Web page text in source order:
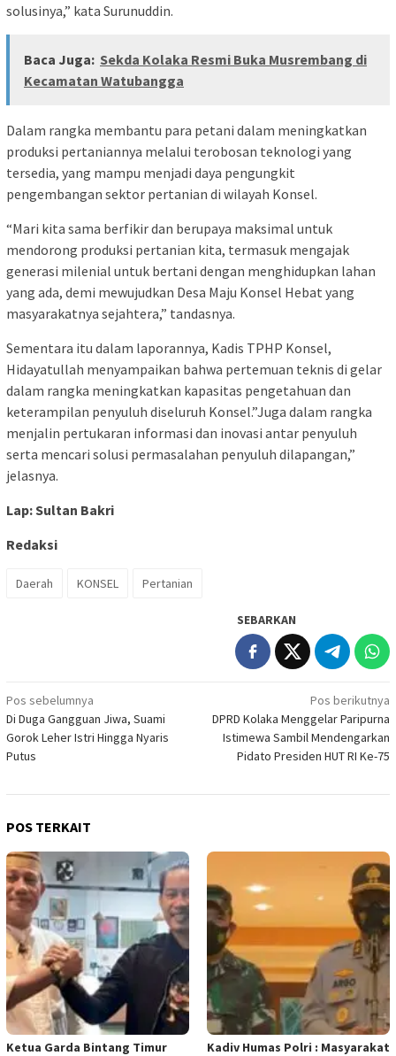
solusinya,” kata Surunuddin.
Baca Juga: Sekda Kolaka Resmi Buka Musrembang di
Kecamatan Watubangga
Dalam rangka membantu para petani dalam meningkatkan
produksi pertaniannya melalui terobosan teknologi yang
tersedia, yang mampu menjadi daya pengungkit
pengembangan sektor pertanian di wilayah Konsel.
“Mari kita sama berfikir dan berupaya maksimal untuk
mendorong produksi pertanian kita, termasuk mengajak
generasi milenial untuk bertani dengan menghidupkan lahan
yang ada, demi mewujudkan Desa Maju Konsel Hebat yang
masyarakatnya sejahtera,” tandasnya.
Sementara itu dalam laporannya, Kadis TPHP Konsel,
Hidayatullah menyampaikan bahwa pertemuan teknis di gelar
dalam rangka meningkatkan kapasitas pengetahuan dan
keterampilan penyuluh diseluruh Konsel.”Juga dalam rangka
menjalin pertukaran informasi dan inovasi antar penyuluh
serta mencari solusi permasalahan penyuluh dilapangan,”
jelasnya.
Lap: Sultan Bakri
Redaksi
Daerah KONSEL Pertanian
SEBARKAN
Navigasi
pos
Pos sebelumnya
Di Duga Gangguan Jiwa, Suami
Gorok Leher Istri Hingga Nyaris
Putus
Pos berikutnya
DPRD Kolaka Menggelar Paripurna
Istimewa Sambil Mendengarkan
Pidato Presiden HUT RI Ke-75
POS TERKAIT
Ketua Garda Bintang Timur
Kadiv Humas Polri : Masyarakat